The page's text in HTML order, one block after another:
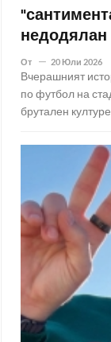
недодялан
От 20 Юли 2026
Вчерашният
по футбол на
брутален